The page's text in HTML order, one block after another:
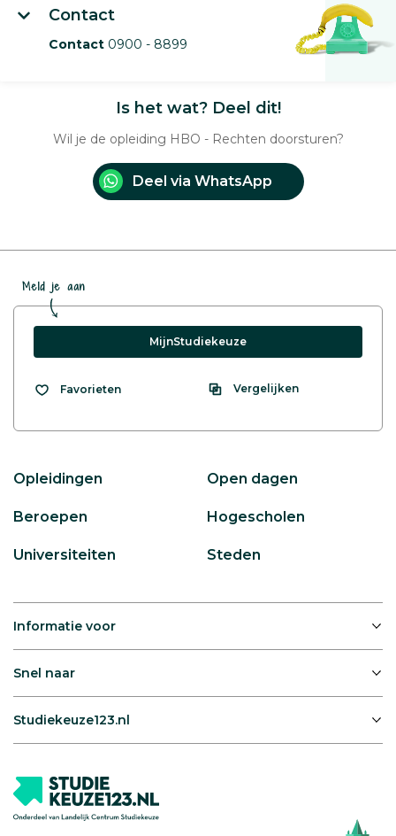
Contact
Contact 0900 - 8899
Is het wat? Deel dit!
Wil je de opleiding HBO - Rechten doorsturen?
Deel via WhatsApp
Meld je aan
MijnStudiekeuze
Favorieten Vergelijken
Opleidingen Open dagen
Beroepen Hogescholen
Universiteiten Steden
Informatie voor
Snel naar
Studiekeuze123.nl